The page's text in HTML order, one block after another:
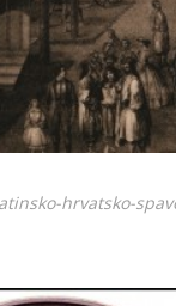
hrvatsko-